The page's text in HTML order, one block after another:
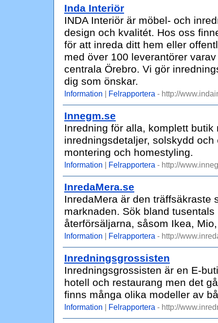
Inda Interiör
INDA Interiör är möbel- och
design och kvalitét. Hos oss
för att inreda ditt hem eller
med över 100 leverantörer
centrala Örebro. Vi gör
dig som önskar.
Information | Felrapportera - http://
Innegm.se
Inredning för alla, komplett
inredningsdetaljer, solskydd
montering och homestyling.
Information | Felrapportera - http://
InredaMera.se
InredaMera är den träffsäkraste
marknaden. Sök bland
återförsäljarna, såsom Ikea,
Information | Felrapportera - http://
Inredningsgrossisten
Inredningsgrossisten är en E-
hotell och restaurang men det
finns många olika modeller av
Information | Felrapportera - http://